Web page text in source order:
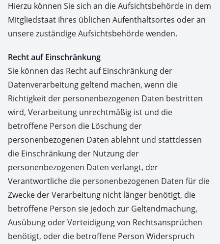
Hierzu können Sie sich an die Aufsichtsbehörde in dem
Mitgliedstaat Ihres üblichen Aufenthaltsortes oder an
unsere zuständige Aufsichtsbehörde wenden.
Recht auf Einschränkung
Sie können das Recht auf Einschränkung der
Datenverarbeitung geltend machen, wenn die
Richtigkeit der personenbezogenen Daten bestritten
wird, Verarbeitung unrechtmäßig ist und die
betroffene Person die Löschung der
personenbezogenen Daten ablehnt und stattdessen
die Einschränkung der Nutzung der
personenbezogenen Daten verlangt, der
Verantwortliche die personenbezogenen Daten für die
Zwecke der Verarbeitung nicht länger benötigt, die
betroffene Person sie jedoch zur Geltendmachung,
Ausübung oder Verteidigung von Rechtsansprüchen
benötigt, oder die betroffene Person Widerspruch